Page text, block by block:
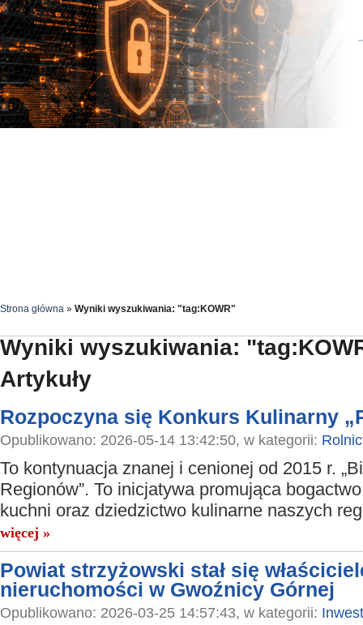
Strona główna » Wyniki wyszukiwania: "tag:KOWR"
Wyniki wyszukiwania:
Artykuły
Rozpoczyna się Konkurs Kulinarny
Opublikowano: 2026-05-14 13:42:50, w kategorii:
To kontynuacja znanej i cenionej od 2015 r.
Regionów”. To inicjatywa promująca
kuchni oraz dziedzictwo kulinarne naszych
więcej »
Powiat strzyżowski stał się
nieruchomości w Gwoźnicy Górnej
Opublikowano: 2026-03-25 14:57:43, w kategorii: